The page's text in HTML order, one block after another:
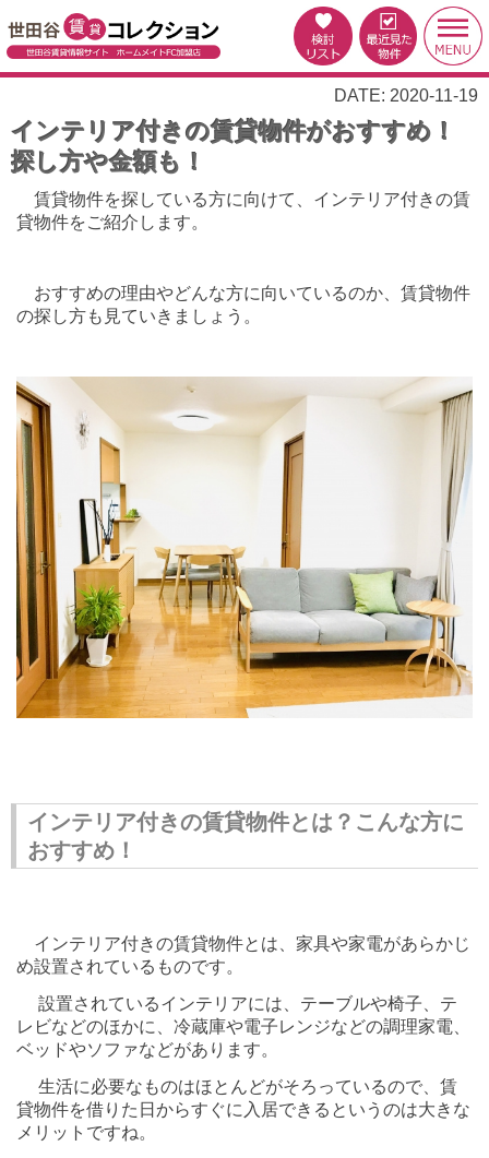
DATE: 2020-11-19
インテリア付きの賃貸物件がおすすめ！
探し方や金額も！
賃貸物件を探している方に向けて、インテリア付きの賃
貸物件をご紹介します。
おすすめの理由やどんな方に向いているのか、賃貸物件
の探し方も見ていきましょう。
インテリア付きの賃貸物件とは？こんな方に
おすすめ！
インテリア付きの賃貸物件とは、家具や家電があらかじ
め設置されているものです。
設置されているインテリアには、テーブルや椅子、テ
レビなどのほかに、冷蔵庫や電子レンジなどの調理家電、
ベッドやソファなどがあります。
生活に必要なものはほとんどがそろっているので、賃
貸物件を借りた日からすぐに入居できるというのは大きな
メリットですね。